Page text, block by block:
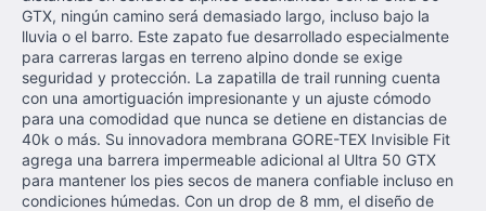
GTX, ningún camino será demasiado largo, incluso bajo la
lluvia o el barro. Este zapato fue desarrollado especialmente
para carreras largas en terreno alpino donde se exige
seguridad y protección. La zapatilla de trail running cuenta
con una amortiguación impresionante y un ajuste cómodo
para una comodidad que nunca se detiene en distancias de
40k o más. Su innovadora membrana GORE-TEX Invisible Fit
agrega una barrera impermeable adicional al Ultra 50 GTX
para mantener los pies secos de manera confiable incluso en
condiciones húmedas. Con un drop de 8 mm, el diseño de